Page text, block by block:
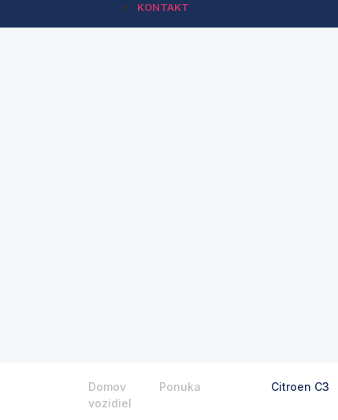
KONTAKT
Domov
Ponuka
vozidiel
Citroen C3